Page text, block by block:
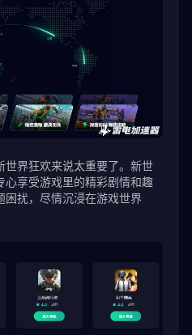
世界狂欢来说太重要了。新世
心享受游戏里的精彩剧情和趣
困扰，尽情沉浸在游戏世界